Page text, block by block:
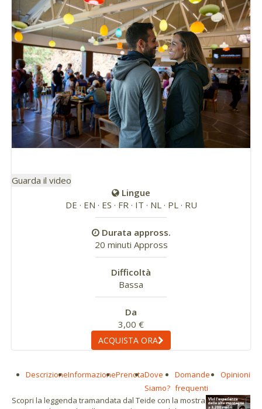
Guarda il video
Lingue
DE · EN · ES · FR · IT · NL · PL · RU
Durata appross.
20 minuti Appross
Difficoltà
Bassa
Da
3,00 €
ACQUISTA ORA
DescrizioneInformazionePrenotaDove
Siamo?
Domande
frequenti
Opinioni
Scopri la leggenda tramandata dal Teide con la mostra